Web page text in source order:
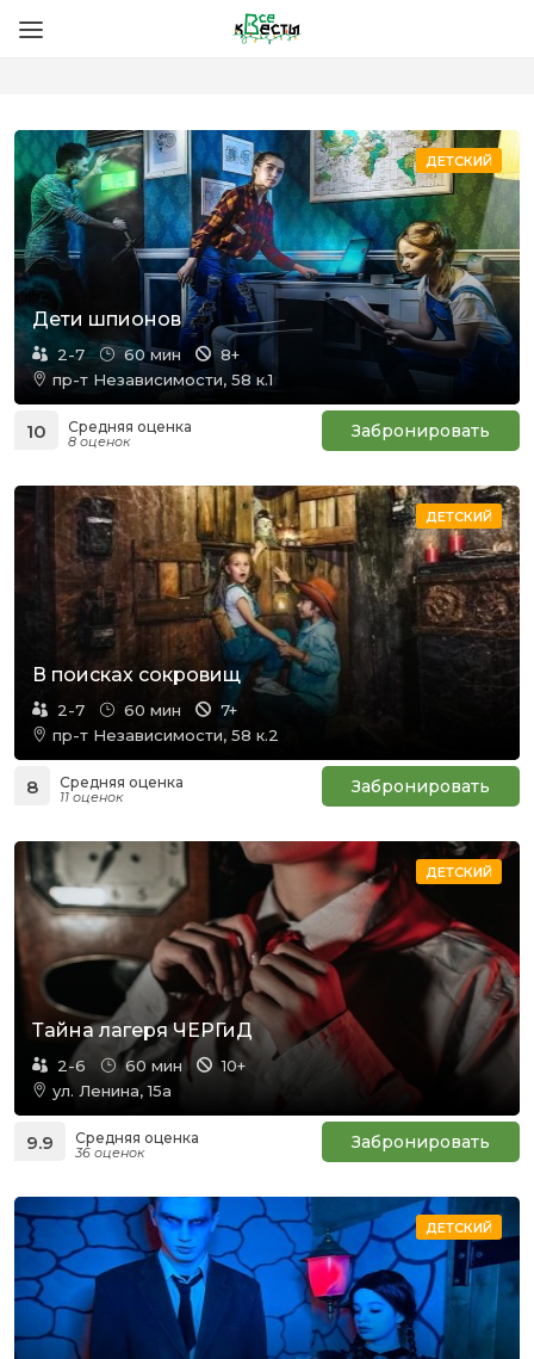
ДЕТСКИЙ
Дети шпионов
2-7 60 мин
8+
пр-т Независимости, 58 к.1
10 Средняя оценка
8 оценок Забронировать
ДЕТСКИЙ
В поисках сокровищ
2-7 60 мин
7+
пр-т Независимости, 58 к.2
8 Средняя оценка
11 оценок Забронировать
ДЕТСКИЙ
Тайна лагеря ЧЕРГиД
2-6 60 мин
10+
ул. Ленина, 15а
9.9 Средняя оценка
36 оценок Забронировать
ДЕТСКИЙ